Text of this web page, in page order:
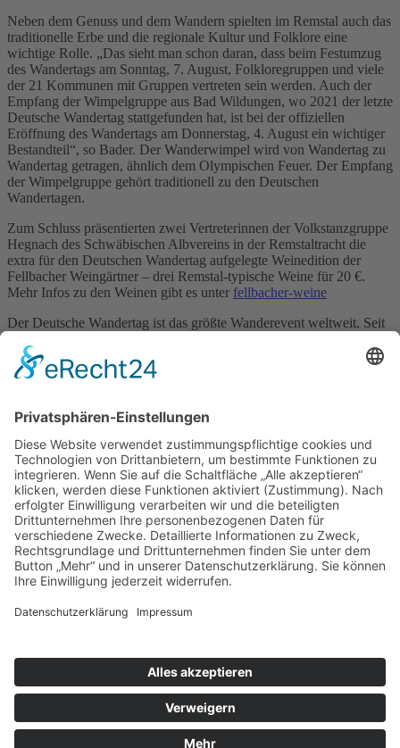
Neben dem Genuss und dem Wandern spielten im Remstal auch das
traditionelle Erbe und die regionale Kultur und Folklore eine
wichtige Rolle. „Das sieht man schon daran, dass beim Festumzug
des Wandertags am Sonntag, 7. August, Folkloregruppen und viele
der 21 Kommunen mit Gruppen vertreten sein werden. Auch der
Empfang der Wimpelgruppe aus Bad Wildungen, wo 2021 der letzte
Deutsche Wandertag stattgefunden hat, ist bei der offiziellen
Eröffnung des Wandertags am Donnerstag, 4. August ein wichtiger
Bestandteil“, so Bader. Der Wanderwimpel wird von Wandertag zu
Wandertag getragen, ähnlich dem Olympischen Feuer. Der Empfang
der Wimpelgruppe gehört traditionell zu den Deutschen
Wandertagen.
Zum Schluss präsentierten zwei Vertreterinnen der Volkstanzgruppe
Hegnach des Schwäbischen Albvereins in der Remstaltracht die
extra für den Deutschen Wandertag aufgelegte Weinedition der
Fellbacher Weingärtner – drei Remstal-typische Weine für 20 €.
Mehr Infos zu den Weinen gibt es unter fellbacher-weine
Der Deutsche Wandertag ist das größte Wanderevent weltweit. Seit
gemeinsam mit einem Mitgliedsverein und regionalen Partnern zur
Erkundung einer Wanderregion in Deutschland ein. Jedes Jahr
Schwäbische Albverein und die Kommunen im Remstal die Rolle
Wandertagsmittelpunkt ist die Stadt Fellbach am Fuße des 470
Meter hohen Kappelbergs.
DWT 2022 generell, Stadt Fellbach und Remstal: Sabine Laartz,
Telefon 0711 5851-222, E-Mailpressereferat@fellbach.de
Wandern und Wanderwege: Ute Dilg, Telefon 0711 22585-43, E-
Mailudilg@schwaebischer-albverein.de
Inklusionsbeauftragte der Stadt Fellbach: Michaela Gamsjäger,
121. Deutscher Wandertag | 3.–7.8.2022
Navigation überspringen
Datenschutz